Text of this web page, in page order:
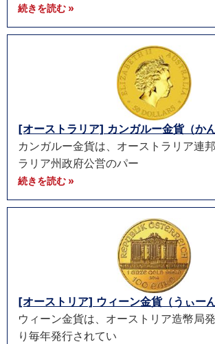
続きを読む »
[オーストラリア] カンガルー金貨（か
カンガルー金貨は、オーストラリア連
ラリア州政府公営のパー
続きを読む »
[オーストリア] ウィーン金貨（うぃー
ウィーン金貨は、オーストリア造幣局
り毎年発行されてい